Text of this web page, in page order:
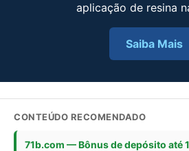
aplicação de resina
Saiba Mais
CONTEÚDO RECOMENDADO
71b.com — Bônus de depósito até